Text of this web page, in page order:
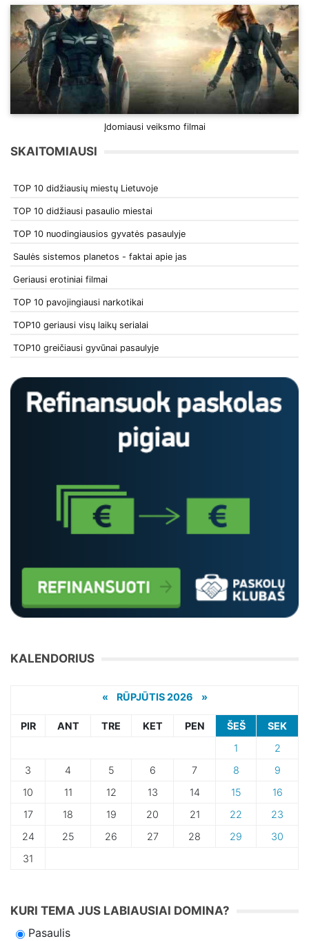
Įdomiausi veiksmo filmai
SKAITOMIAUSI
TOP 10 didžiausių miestų Lietuvoje
TOP 10 didžiausi pasaulio miestai
TOP 10 nuodingiausios gyvatės pasaulyje
Saulės sistemos planetos - faktai apie jas
Geriausi erotiniai filmai
TOP 10 pavojingiausi narkotikai
TOP10 geriausi visų laikų serialai
TOP10 greičiausi gyvūnai pasaulyje
KALENDORIUS
« RŪPJŪTIS 2026 »
PIR ANT TRE KET PEN ŠEŠ
SEK
1
2
3
4 5 6 7 8
9
10
11 12 13 14 15
16
17
18 19 20 21 22
23
24
25 26 27 28 29
30
31
KURI TEMA JUS LABIAUSIAI DOMINA?
Pasaulis